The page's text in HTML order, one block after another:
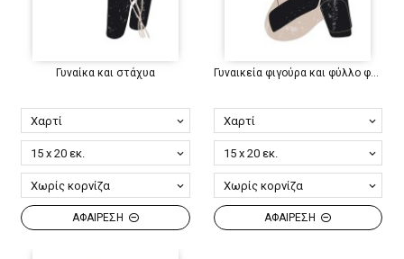
Γυναίκα και στάχυα
ΑΦΑΙΡΕΣΗ
Γυναικεία φιγούρα και φύλλο φοίνικα
ΑΦΑΙΡΕΣΗ